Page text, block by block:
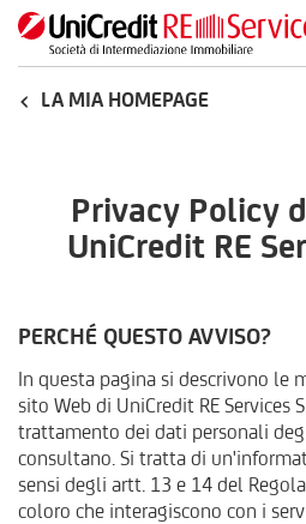
LA MIA HOMEPAGE
Privacy Policy
UniCredit RE
PERCHÉ QUESTO AVVISO?
In questa pagina si descrivono le
sito Web di UniCredit RE Services
trattamento dei dati personali
consultano. Si tratta di
sensi degli artt. 13 e 14 del
coloro che interagiscono con i